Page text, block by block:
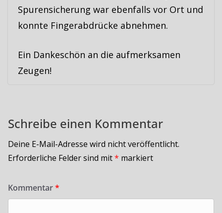
Spurensicherung war ebenfalls vor Ort und
konnte Fingerabdrücke abnehmen.
Ein Dankeschön an die aufmerksamen
Zeugen!
Schreibe einen Kommentar
Deine E-Mail-Adresse wird nicht veröffentlicht.
Erforderliche Felder sind mit* markiert
Kommentar*